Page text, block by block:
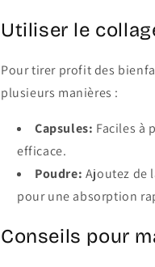
Utiliser le
Pour tirer profit des
plusieurs manières :
Capsules: Faciles à
efficace.
Poudre: Ajoutez de
pour une absorption
Conseils pour